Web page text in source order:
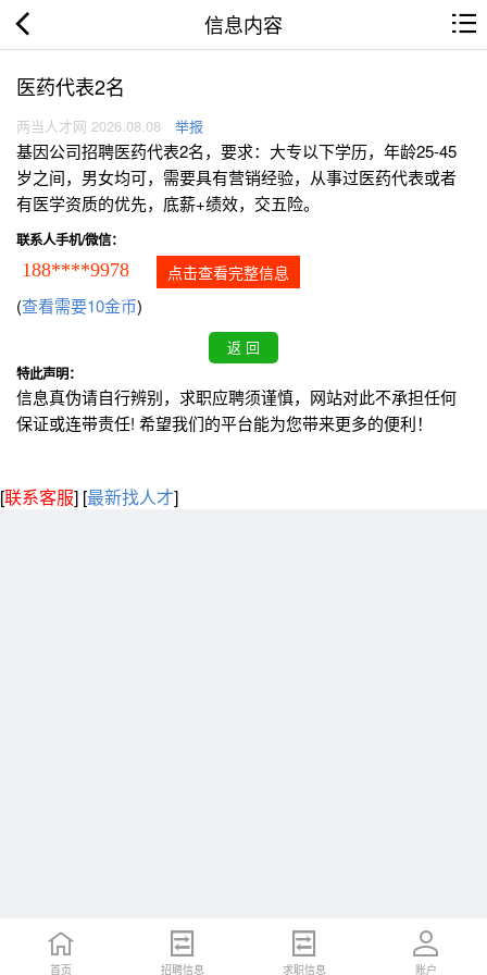
信息内容
医药代表2名
两当人才网 2026.08.08 举报
基因公司招聘医药代表2名，要求：大专以下学历，年龄25-45
岁之间，男女均可，需要具有营销经验，从事过医药代表或者
有医学资质的优先，底薪+绩效，交五险。
联系人手机/微信：
188****9978 点击查看完整信息
(查看需要10金币)
特此声明：
信息真伪请自行辨别，求职应聘须谨慎，网站对此不承担任何
保证或连带责任! 希望我们的平台能为您带来更多的便利！
[联系客服] [最新找人才]
首页 招聘信息 求职信息 账户